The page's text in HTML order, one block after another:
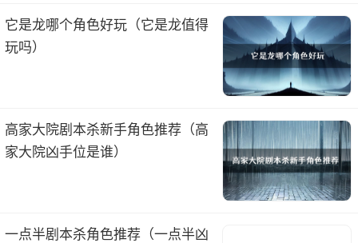
它是龙哪个角色好玩（它是龙值得
玩吗）
高家大院剧本杀新手角色推荐（高
家大院凶手位是谁）
一点半剧本杀角色推荐（一点半凶